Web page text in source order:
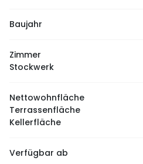
Baujahr
Zimmer
Stockwerk
Nettowohnfläche
Terrassenfläche
Kellerfläche
Verfügbar ab